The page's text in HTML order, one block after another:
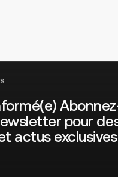
pour
actus